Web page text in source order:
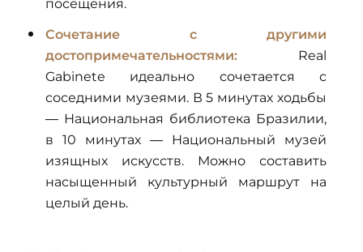
посещения.
Сочетание с другими
достопримечательностями: Real
Gabinete идеально сочетается с
соседними музеями. В 5 минутах ходьбы
— Национальная библиотека Бразилии,
в 10 минутах — Национальный музей
изящных искусств. Можно составить
насыщенный культурный маршрут на
целый день.